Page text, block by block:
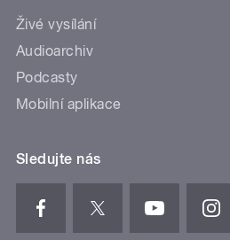
Živé vysílání
Audioarchiv
Podcasty
Mobilní aplikace
Sledujte nás